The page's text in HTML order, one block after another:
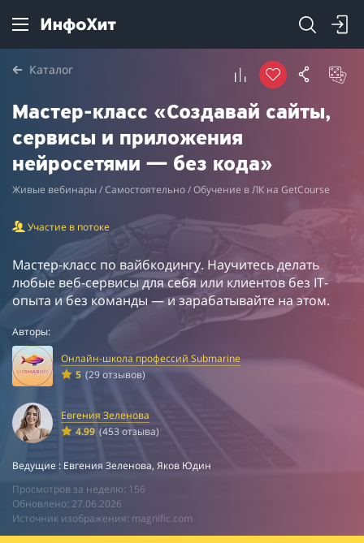
Каталог
Мастер-класс «Создавай сайты,
сервисы и приложения
нейросетями — без кода»
Живые вебинары / Самостоятельно / Обучение в ЛК на GetCourse
Участие в потоке
Мастер-класс по вайбкодингу. Научитесь делать
любые веб-сервисы для себя или клиентов без IT-
опыта и без команды — и зарабатывайте на этом.
Авторы:
Онлайн-школа профессий Submarine
5 (29 отзывов)
Евгения Зеленова
4.99 (453 отзыва)
Ведущие : Евгения Зеленова, Яков Юдин
Просмотров за неделю: 156
Обновлено: 27.06.2026
Источник изображения: magnific.com